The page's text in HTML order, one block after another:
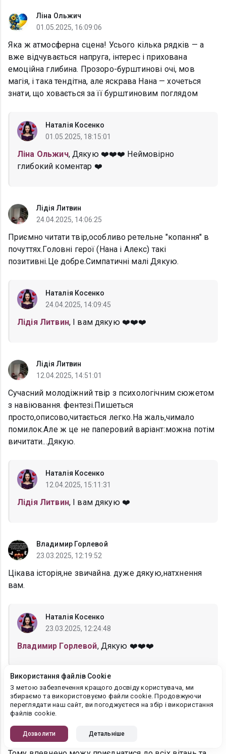
Ліна Ольжич
01.05.2025, 16:09:06
Яка ж атмосферна сцена! Усього кілька рядків — а
вже відчувається напруга, інтерес і прихована
емоційна глибина. Прозоро-бурштинові очі, мов
магія, і така тендітна, але яскрава Нана — хочеться
знати, що ховається за її бурштиновим поглядом
Наталія Косенко
01.05.2025, 18:15:01
Ліна Ольжич, Дякую ❤️❤️❤️ Неймовірно
глибокий коментар ❤️
Лідія Литвин
24.04.2025, 14:06:25
Приємно читати твір,особливо ретельне "копання" в
почуттях.Головні герої (Нана і Алекс) такі
позитивні.Це добре.Симпатичні малі Дякую.
Наталія Косенко
24.04.2025, 14:09:45
Лідія Литвин, І вам дякую ❤️❤️❤️
Лідія Литвин
12.04.2025, 14:51:01
Сучасний молодіжний твір з психологічним сюжетом
з навіювання. фентезі.Пишеться
просто,описово,читається легко.На жаль,чимало
помилок.Але ж це не паперовий варіант:можна потім
вичитати...Дякую.
Наталія Косенко
12.04.2025, 15:11:31
Лідія Литвин, І вам дякую ❤️
Владимир Горлевой
23.03.2025, 12:19:52
Цікава історія,не звичайна. дуже дякую,натхнення
вам.
Наталія Косенко
23.03.2025, 12:24:48
Владимир Горлевой, Дякую ❤️❤️❤️
Nataliya Parfenyuk
04.03.2025, 04:13:08
Прочитала декілька крайніх відгуків і зрозуміла, що
мої відчуття нічим не відрізняються. Я теж отримала
надзвичайне враження від цієї дивовижної історії!
Використання файлів Cookie
З метою забезпечення кращого досвіду користувача, ми
збираємо та використовуємо файли cookie. Продовжуючи
переглядати наш сайт, ви погоджуєтеся на збір і використання
файлів cookie.
Дозволити Детальніше